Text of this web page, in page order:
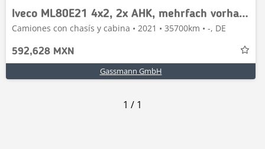
Iveco ML80E21 4x2, 2x AHK, mehrfach vorhanden!
Camiones con chasís y cabina • 2021 • 35700km • -, DE
592,628 MXN
Gassmann GmbH
1 / 1